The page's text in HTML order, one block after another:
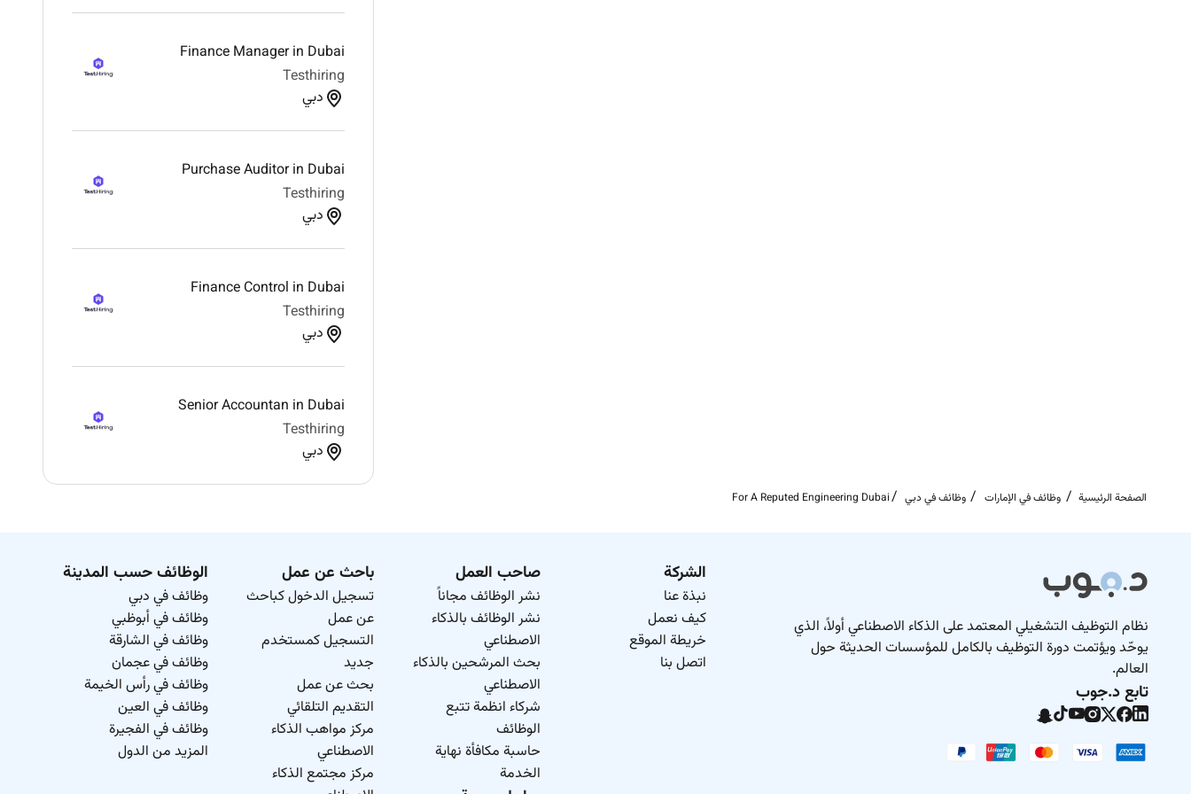
Finance Manager in Dubai
Testhiring
دبي
Purchase Auditor in Dubai
Testhiring
دبي
Finance Control in Dubai
Testhiring
دبي
Senior Accountan in Dubai
Testhiring
دبي
الصفحة الرئيسية وظائف في الإمارات وظائف في دبي For A Reputed Engineering Dubai
نظام التوظيف التشغيلي المعتمد على الذكاء الاصطناعي أولاً، الذي
يوحّد ويؤتمت دورة التوظيف بالكامل للمؤسسات الحديثة حول
العالم.
تابع د.جوب
الشركة
نبذة عنا
كيف نعمل
خريطة الموقع
اتصل بنا
صاحب العمل
نشر الوظائف مجاناً
نشر الوظائف بالذكاء
الاصطناعي
بحث المرشحين بالذكاء
الاصطناعي
شركاء انظمة تتبع
الوظائف
حاسبة مكافأة نهاية
الخدمة
باحث عن عمل
تسجيل الدخول كباحث
عن عمل
التسجيل كمستخدم
جديد
بحث عن عمل
التقديم التلقائي
مركز مواهب الذكاء
الاصطناعي
مركز مجتمع الذكاء
الوظائف حسب المدينة
وظائف في دبي
وظائف في أبوظبي
وظائف في الشارقة
وظائف في عجمان
وظائف في رأس الخيمة
وظائف في العين
وظائف في الفجيرة
المزيد من الدول